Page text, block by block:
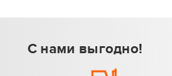
С нами выгодно!